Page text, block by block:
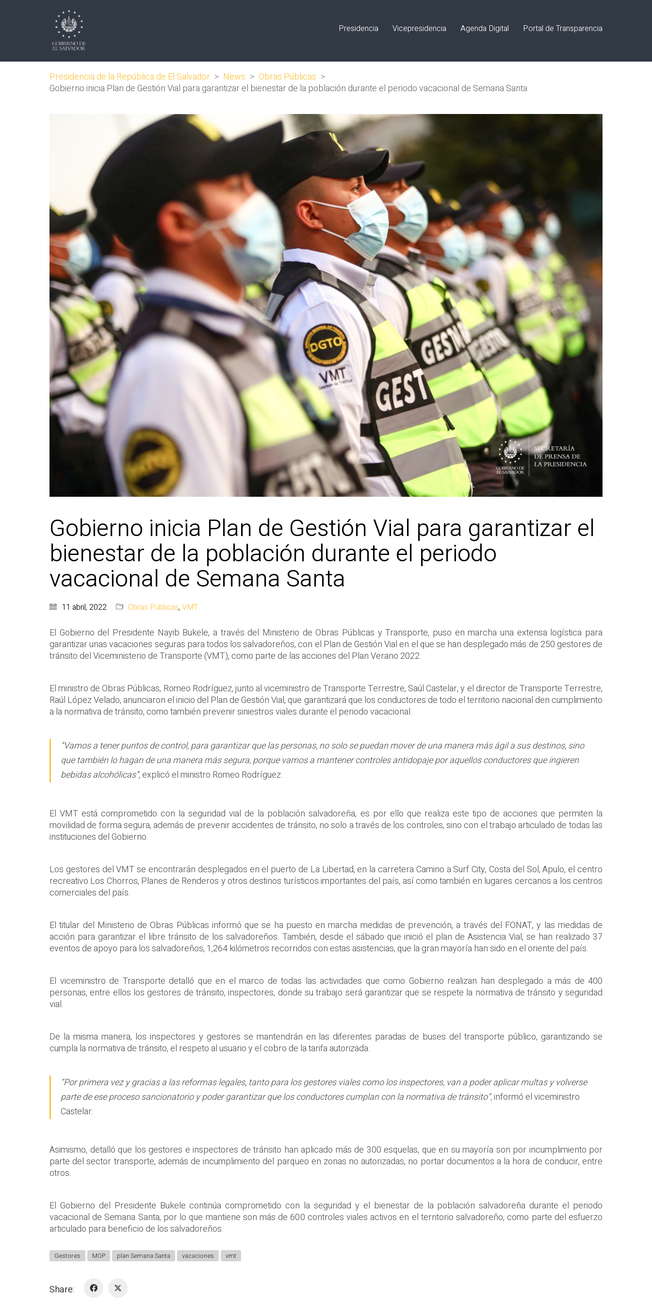
Presidencia Vicepresidencia Agenda Digital Portal de Transparencia
Presidencia de la República de El Salvador > News > Obras Públicas >
Gobierno inicia Plan de Gestión Vial para garantizar el bienestar de la población durante el periodo vacacional de Semana Santa
Gobierno inicia Plan de Gestión Vial para garantizar el
bienestar de la población durante el periodo
vacacional de Semana Santa
11 abril, 2022 Obras Públicas, VMT
El Gobierno del Presidente Nayib Bukele, a través del Ministerio de Obras Públicas y Transporte, puso en marcha una extensa logística para
garantizar unas vacaciones seguras para todos los salvadoreños, con el Plan de Gestión Vial en el que se han desplegado más de 250 gestores de
tránsito del Viceministerio de Transporte (VMT), como parte de las acciones del Plan Verano 2022.
El ministro de Obras Públicas, Romeo Rodríguez, junto al viceministro de Transporte Terrestre, Saúl Castelar, y el director de Transporte Terrestre,
Raúl López Velado, anunciaron el inicio del Plan de Gestión Vial, que garantizará que los conductores de todo el territorio nacional den cumplimiento
a la normativa de tránsito, como también prevenir siniestros viales durante el periodo vacacional.
“Vamos a tener puntos de control, para garantizar que las personas, no solo se puedan mover de una manera más ágil a sus destinos, sino
que también lo hagan de una manera más segura, porque vamos a mantener controles antidopaje por aquellos conductores que ingieren
bebidas alcohólicas”, explicó el ministro Romeo Rodríguez.
El VMT está comprometido con la seguridad vial de la población salvadoreña, es por ello que realiza este tipo de acciones que permiten la
movilidad de forma segura, además de prevenir accidentes de tránsito, no solo a través de los controles, sino con el trabajo articulado de todas las
instituciones del Gobierno.
Los gestores del VMT se encontrarán desplegados en el puerto de La Libertad, en la carretera Camino a Surf City, Costa del Sol, Apulo, el centro
recreativo Los Chorros, Planes de Renderos y otros destinos turísticos importantes del país, así como también en lugares cercanos a los centros
comerciales del país.
El titular del Ministerio de Obras Públicas informó que se ha puesto en marcha medidas de prevención, a través del FONAT, y las medidas de
acción para garantizar el libre tránsito de los salvadoreños. También, desde el sábado que inició el plan de Asistencia Vial, se han realizado 37
eventos de apoyo para los salvadoreños, 1,264 kilómetros recorridos con estas asistencias, que la gran mayoría han sido en el oriente del país.
El viceministro de Transporte detalló que en el marco de todas las actividades que como Gobierno realizan han desplegado a más de 400
personas, entre ellos los gestores de tránsito, inspectores, donde su trabajo será garantizar que se respete la normativa de tránsito y seguridad
vial.
De la misma manera, los inspectores y gestores se mantendrán en las diferentes paradas de buses del transporte público, garantizando se
cumpla la normativa de tránsito, el respeto al usuario y el cobro de la tarifa autorizada.
“Por primera vez y gracias a las reformas legales, tanto para los gestores viales como los inspectores, van a poder aplicar multas y volverse
parte de ese proceso sancionatorio y poder garantizar que los conductores cumplan con la normativa de tránsito”,informó el viceministro
Castelar.
Asimismo, detalló que los gestores e inspectores de tránsito han aplicado más de 300 esquelas, que en su mayoría son por incumplimiento por
parte del sector transporte, además de incumplimiento del parqueo en zonas no autorizadas, no portar documentos a la hora de conducir, entre
otros.
El Gobierno del Presidente Bukele continúa comprometido con la seguridad y el bienestar de la población salvadoreña durante el periodo
vacacional de Semana Santa, por lo que mantiene son más de 600 controles viales activos en el territorio salvadoreño, como parte del esfuerzo
articulado para beneficio de los salvadoreños.
Gestores MOP plan Semana Santa vacaciones vmt
Share: